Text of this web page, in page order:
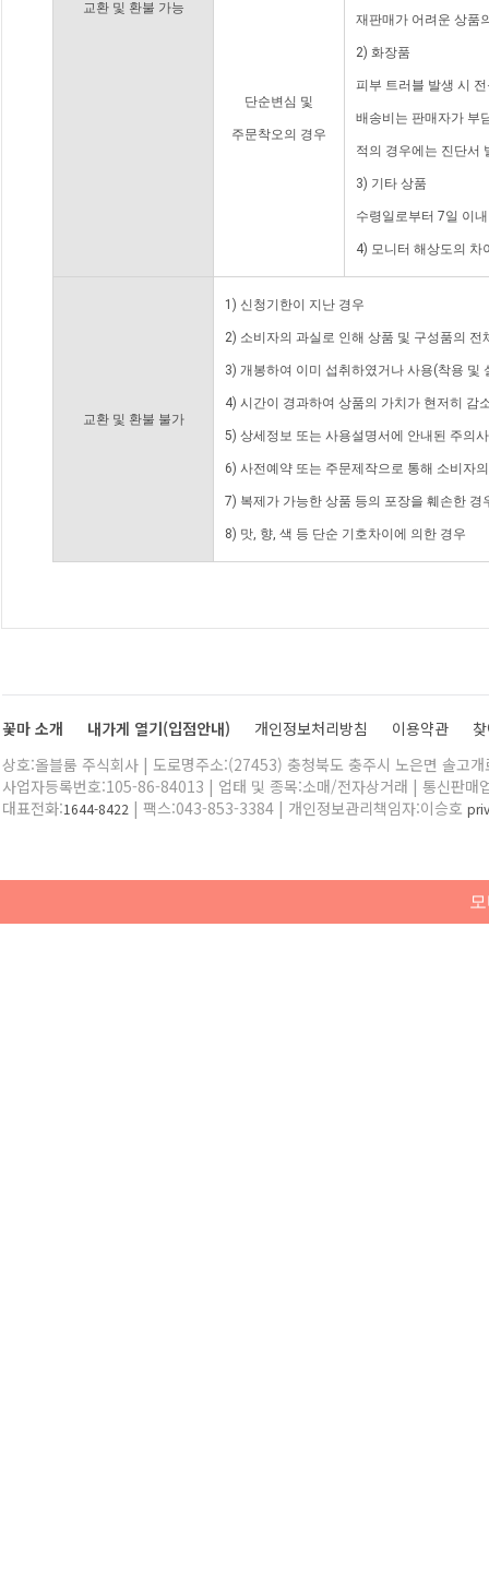
교환 및 환불 가능
단순변심 및
주문착오의 경우
재판매가 어려운 상품
2) 화장품
피부 트러블 발생 시
배송비는 판매자가 부
적의 경우에는 진단서
3) 기타 상품
수령일로부터 7일 이
4) 모니터 해상도의 차
교환 및 환불 불가
1) 신청기한이 지난 경우
2) 소비자의 과실로 인해 상품 및 구성품의
3) 개봉하여 이미 섭취하였거나 사용(착용 및
4) 시간이 경과하여 상품의 가치가 현저히 감
5) 상세정보 또는 사용설명서에 안내된 주의
6) 사전예약 또는 주문제작으로 통해 소비자
7) 복제가 가능한 상품 등의 포장을 훼손한 경
8) 맛, 향, 색 등 단순 기호차이에 의한 경우
꽃마 소개 내가게 열기(입점안내) 개인정보처리방침 이용약관
상호:올블룸 주식회사 | 도로명주소:(27453) 충청북도 충주시 노은면 솔고
사업자등록번호:105-86-84013 | 업태 및 종목:소매/전자상거래 | 통신판매
대표전화:1644-8422 | 팩스:043-853-3384 | 개인정보관리책임자:이승호